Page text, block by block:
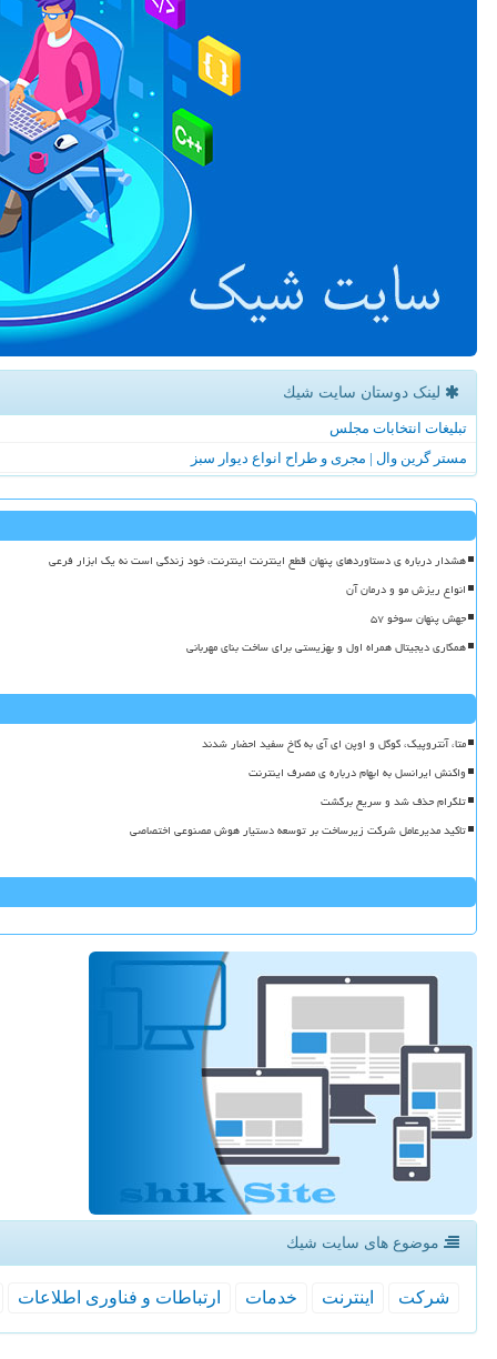
لینک دوستان سایت شیك
تبلیغات انتخابات مجلس
مستر گرین وال | مجری و طراح انواع دیوار سبز
هشدار درباره ی دستاوردهای پنهان قطع اینترنت اینترنت، خود زندگی است نه یک ابزار فرعی
انواع ریزش مو و درمان آن
جهش پنهان سوخو ۵۷
همکاری دیجیتال همراه اول و بهزیستی برای ساخت بنای مهربانی
متا، آنتروپیک، گوگل و اوپن ای آی به کاخ سفید احضار شدند
واکنش ایرانسل به ابهام درباره ی مصرف اینترنت
تلگرام حذف شد و سریع برگشت
تاکید مدیرعامل شرکت زیرساخت بر توسعه دستیار هوش مصنوعی اختصاصی
موضوع های سایت شیك
شركت اینترنت خدمات ارتباطات و فناوری اطلاعات